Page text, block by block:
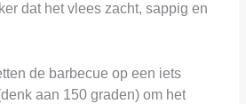
dat het vlees zacht, sappig en
de barbecue op een iets
aan 150 graden) om het